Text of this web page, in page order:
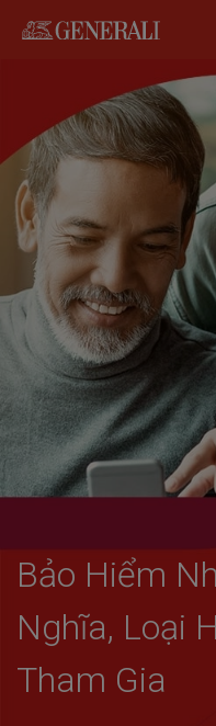
HỖ TRỢ KHÁCH HÀNG
VỀ GENERALI
BLOG
KIẾN THỨC BẢO HIỂM
Bảo Hiểm
Nghĩa, Loại
Tham Gia